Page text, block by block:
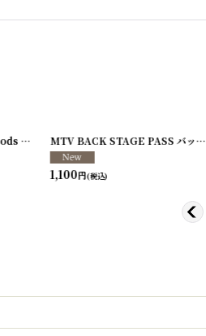
Lord Tracy 1989年 Deaf Gods of Babylon Tour [ 250117-80] MTV BACK STAGE PASS バックステージパス/スタッフパス
1,100円(税込)